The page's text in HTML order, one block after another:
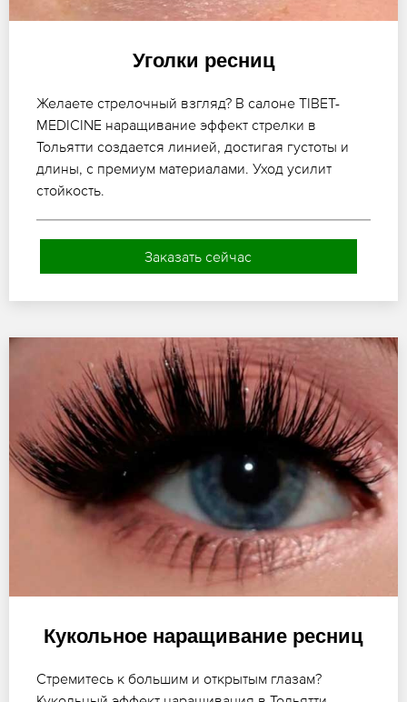
Уголки ресниц
Желаете стрелочный взгляд? В салоне TIBET-
MEDICINE наращивание эффект стрелки в
Тольятти создается линией, достигая густоты и
длины, с премиум материалами. Уход усилит
стойкость.
Заказать сейчас
Кукольное наращивание ресниц
Стремитесь к большим и открытым глазам?